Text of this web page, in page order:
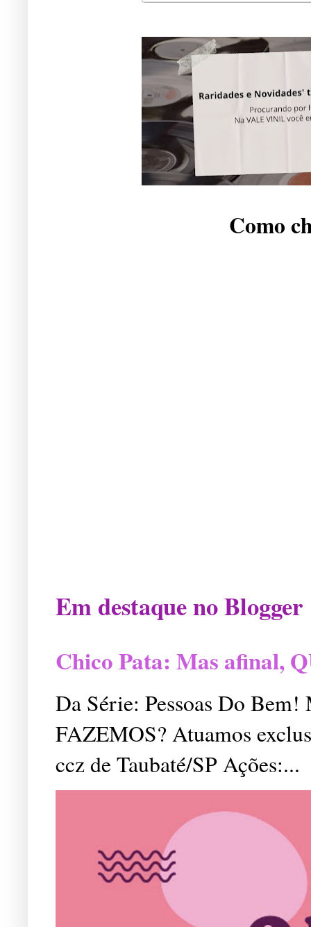
Como
Em destaque no Blogger
Chico Pata: Mas afinal,
Da Série: Pessoas Do
FAZEMOS? Atuamos
ccz de Taubaté/SP Ações:...